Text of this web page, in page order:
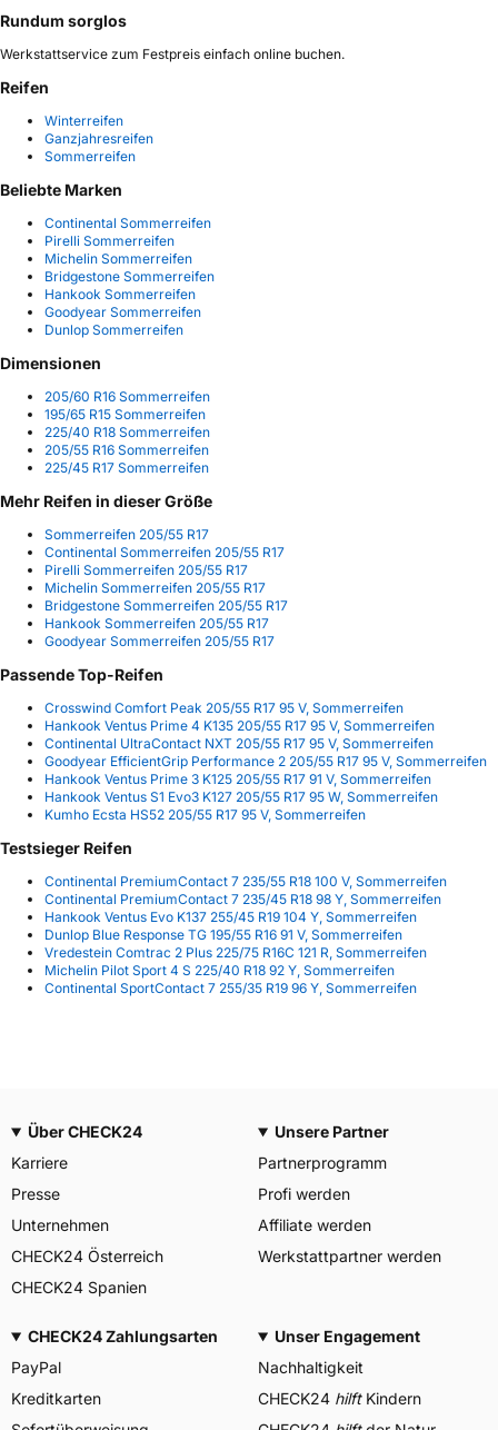
Rundum sorglos
Werkstattservice zum Festpreis einfach online buchen.
Reifen
Winterreifen
Ganzjahresreifen
Sommerreifen
Beliebte Marken
Continental Sommerreifen
Pirelli Sommerreifen
Michelin Sommerreifen
Bridgestone Sommerreifen
Hankook Sommerreifen
Goodyear Sommerreifen
Dunlop Sommerreifen
Dimensionen
205/60 R16 Sommerreifen
195/65 R15 Sommerreifen
225/40 R18 Sommerreifen
205/55 R16 Sommerreifen
225/45 R17 Sommerreifen
Mehr Reifen in dieser Größe
Sommerreifen 205/55 R17
Continental Sommerreifen 205/55 R17
Pirelli Sommerreifen 205/55 R17
Michelin Sommerreifen 205/55 R17
Bridgestone Sommerreifen 205/55 R17
Hankook Sommerreifen 205/55 R17
Goodyear Sommerreifen 205/55 R17
Passende Top-Reifen
Crosswind Comfort Peak 205/55 R17 95 V, Sommerreifen
Hankook Ventus Prime 4 K135 205/55 R17 95 V, Sommerreifen
Continental UltraContact NXT 205/55 R17 95 V, Sommerreifen
Goodyear EfficientGrip Performance 2 205/55 R17 95 V, Sommerreifen
Hankook Ventus Prime 3 K125 205/55 R17 91 V, Sommerreifen
Hankook Ventus S1 Evo3 K127 205/55 R17 95 W, Sommerreifen
Kumho Ecsta HS52 205/55 R17 95 V, Sommerreifen
Testsieger Reifen
Continental PremiumContact 7 235/55 R18 100 V, Sommerreifen
Continental PremiumContact 7 235/45 R18 98 Y, Sommerreifen
Hankook Ventus Evo K137 255/45 R19 104 Y, Sommerreifen
Dunlop Blue Response TG 195/55 R16 91 V, Sommerreifen
Vredestein Comtrac 2 Plus 225/75 R16C 121 R, Sommerreifen
Michelin Pilot Sport 4 S 225/40 R18 92 Y, Sommerreifen
Continental SportContact 7 255/35 R19 96 Y, Sommerreifen
Über CHECK24
Karriere
Presse
Unternehmen
CHECK24 Österreich
CHECK24 Spanien
Unsere Partner
Partnerprogramm
Profi werden
Affiliate werden
Werkstattpartner werden
CHECK24 Zahlungsarten
PayPal
Kreditkarten
Unser Engagement
Nachhaltigkeit
CHECK24 hilftKindern